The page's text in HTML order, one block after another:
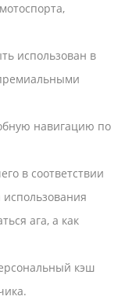
использован в
навигацию по
в соответствии
ага, а как
кэш